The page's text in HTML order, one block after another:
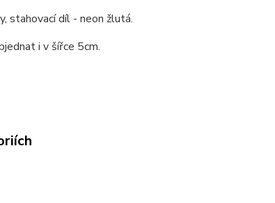
stahovací díl - neon žlutá.
i v šířce 5cm.